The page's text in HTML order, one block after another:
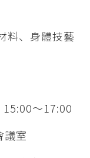
料、身體技藝
～17:00
室